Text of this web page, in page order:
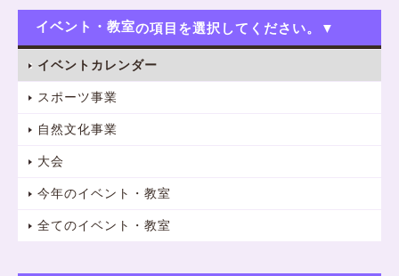
イベント・教室
イベントカレンダー
スポーツ事業
自然文化事業
大会
今年のイベント・教室
全てのイベント・教室